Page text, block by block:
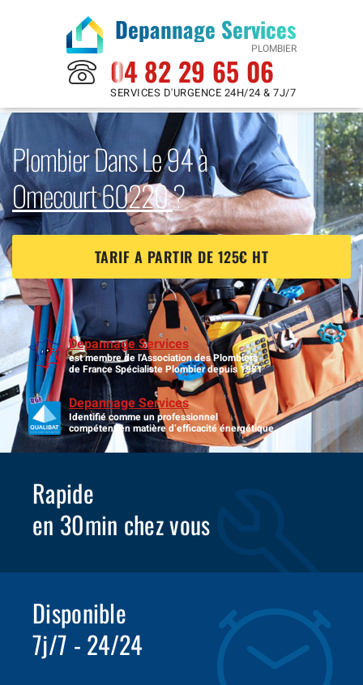
Depannage Services
PLOMBIER
04 82 29 65 06
SERVICES D'URGENCE 24H/24 & 7J/7
Plombier Dans Le 94 à
Omecourt 60220?
TARIF A PARTIR DE 125€ HT
Depannage Services
est membre de l'Association des Plombiers
de France Spécialiste Plombier depuis 1981
Depannage Services
Identifié comme un professionnel
compétent en matière d’efficacité énergétique.
Rapide
en 30min chez vous
Disponible
7j/7 - 24/24